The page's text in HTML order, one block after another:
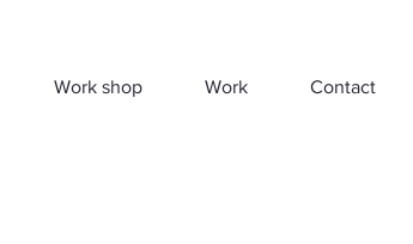
Work shop Work Contact